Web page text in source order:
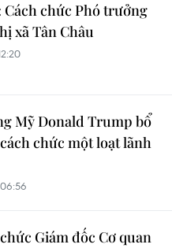
Cách chức Phó trưởng
xã Tân Châu
Mỹ Donald Trump bổ
chức một loạt lãnh
Giám đốc Cơ quan